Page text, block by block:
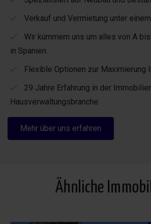
Wenn Sie jetzt buchen und innerhalb
anreisen, erhalten Sie 10 % Rabatt auf
sofern die Unterkunft noch verfügbar
diese Gelegenheit nicht entgehen,
Kommen Sie und genießen Sie alles,
Ferienhaus und die Umgebung zu
Schließen Sie zusätzliche
Verkauf und Vermietung unter
Wir kümmern uns um alles von A
in Spanien.
Flexible Optionen zur Maximierung
29 Jahre Erfahrung in der
Hausverwaltungsbranche
Mehr über uns erfahren
Ähnliche